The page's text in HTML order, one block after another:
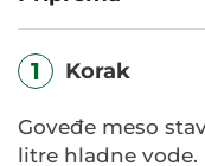
1 Korak
Goveđe meso
litre hladne